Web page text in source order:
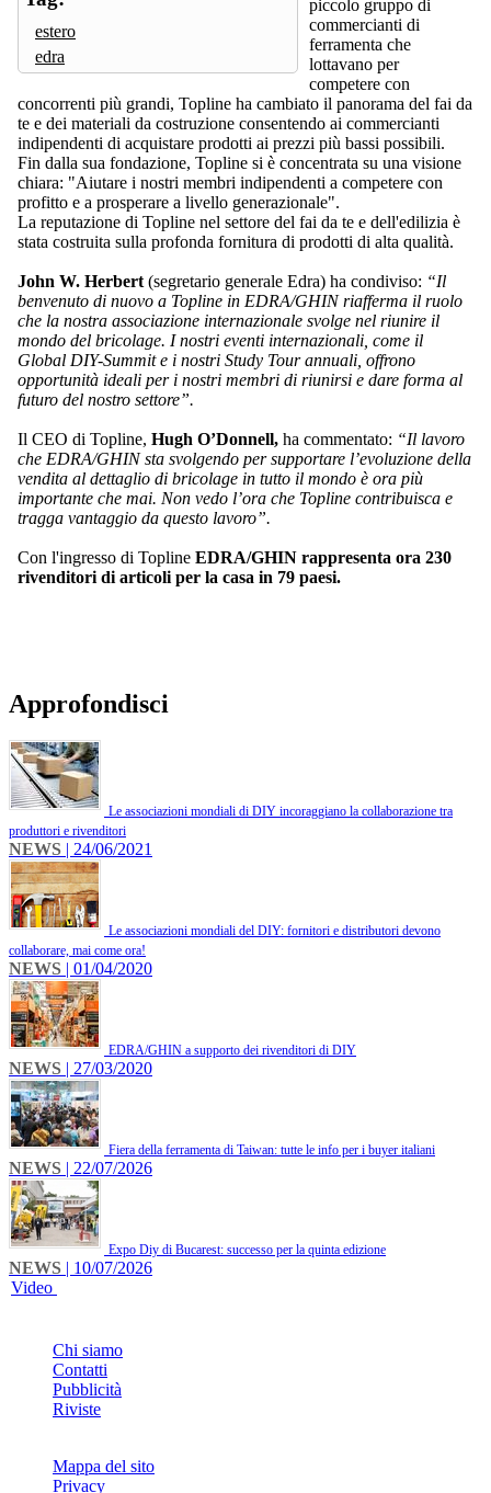
estero
edra
piccolo gruppo di
commercianti di
ferramenta che
lottavano per
competere con
concorrenti più grandi, Topline ha cambiato il panorama del fai da
te e dei materiali da costruzione consentendo ai commercianti
indipendenti di acquistare prodotti ai prezzi più bassi possibili.
Fin dalla sua fondazione, Topline si è concentrata su una visione
chiara: "Aiutare i nostri membri indipendenti a competere con
profitto e a prosperare a livello generazionale".
La reputazione di Topline nel settore del fai da te e dell'edilizia è
stata costruita sulla profonda fornitura di prodotti di alta qualità.
John W. Herbert (segretario generale Edra) ha condiviso: “Il
benvenuto di nuovo a Topline in EDRA/GHIN riafferma il ruolo
che la nostra associazione internazionale svolge nel riunire il
mondo del bricolage. I nostri eventi internazionali, come il
Global DIY-Summit e i nostri Study Tour annuali, offrono
opportunità ideali per i nostri membri di riunirsi e dare forma al
futuro del nostro settore”.
Il CEO di Topline, Hugh O’Donnell, ha commentato: “Il lavoro
che EDRA/GHIN sta svolgendo per supportare l’evoluzione della
vendita al dettaglio di bricolage in tutto il mondo è ora più
importante che mai. Non vedo l’ora che Topline contribuisca e
tragga vantaggio da questo lavoro”.
Con l'ingresso di Topline EDRA/GHIN rappresenta ora 230
rivenditori di articoli per la casa in 79 paesi.
Approfondisci
Le associazioni mondiali di DIY incoraggiano la collaborazione tra
produttori e rivenditori
NEWS | 24/06/2021
Le associazioni mondiali del DIY: fornitori e distributori devono
collaborare, mai come ora!
NEWS | 01/04/2020
EDRA/GHIN a supporto dei rivenditori di DIY
NEWS | 27/03/2020
Fiera della ferramenta di Taiwan: tutte le info per i buyer italiani
NEWS | 22/07/2026
Expo Diy di Bucarest: successo per la quinta edizione
NEWS | 10/07/2026
Video
Chi siamo
Contatti
Pubblicità
Riviste
Mappa del sito
Privacy